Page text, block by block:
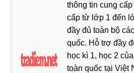
thông tin cung
cấp từ lớp 1 đến
đầy đủ toàn bộ
quốc. Hỗ trợ đầy
học kì 1, học 2
toàn quốc tại Việt